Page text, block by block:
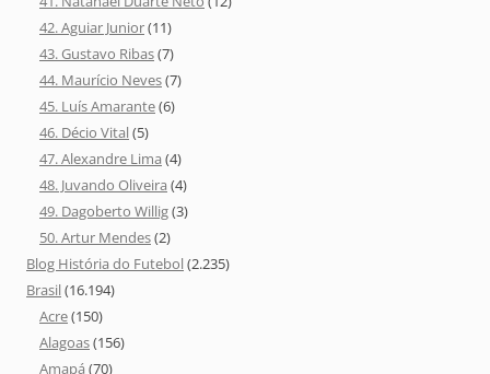
42. Aguiar Junior(11)
43. Gustavo Ribas(7)
44. Maurício Neves(7)
45. Luís Amarante(6)
46. Décio Vital(5)
47. Alexandre Lima (4)
48. Juvando Oliveira (4)
49. Dagoberto Willig(3)
50. Artur Mendes(2)
Blog História do Futebol(2.235)
Brasil(16.194)
Acre(150)
Alagoas(156)
Amapá (70)